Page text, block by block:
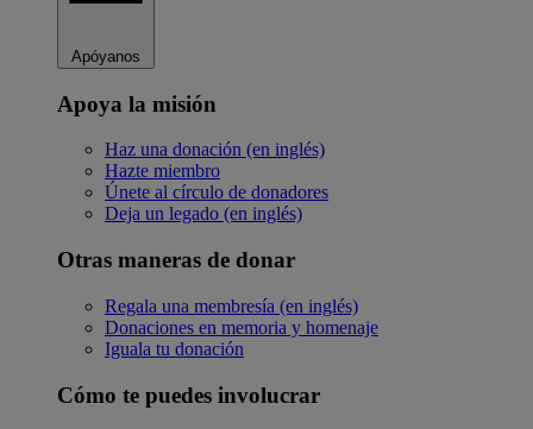
Apóyanos
Apoya la misión
Haz una donación (en inglés)
Hazte miembro
Únete al círculo de donadores
Deja un legado (en inglés)
Otras maneras de donar
Regala una membresía (en inglés)
Donaciones en memoria y homenaje
Iguala tu donación
Cómo te puedes involucrar